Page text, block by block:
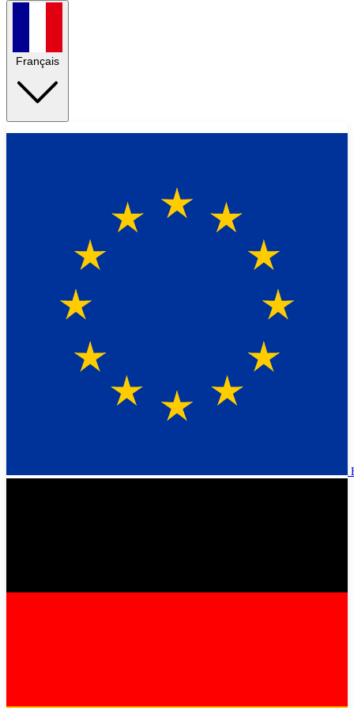
Français